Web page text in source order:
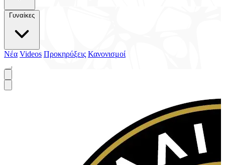
Γυναίκες
Νέα Videos Προκηρύξεις Κανονισμοί